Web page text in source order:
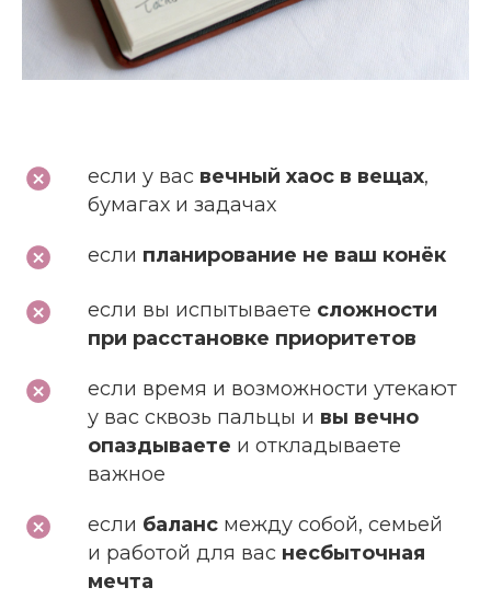
если у вас вечный хаос в вещах,
бумагах и задачах
если планирование не ваш конёк
если вы испытываете сложности
при расстановке приоритетов
если время и возможности утекают
у вас сквозь пальцы и вы вечно
опаздываете и откладываете
важное
если баланс между собой, семьей
и работой для вас несбыточная
мечта